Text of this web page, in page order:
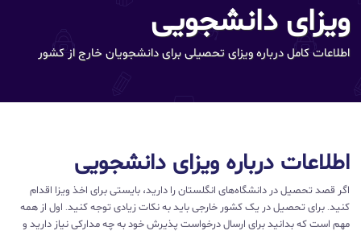
ویزای دانشجویی
اطلاعات کامل درباره ویزای تحصیلی برای دانشجویان خارج از کشور
اطلاعات درباره ویزای دانشجویی
اگر قصد تحصیل در دانشگاه‌های انگلستان را دارید، بایستی برای اخذ ویزا اقدام
کنید. برای تحصیل در یک کشور خارجی باید به نکات زیادی توجه کنید. اول از همه
مهم است که بدانید برای ارسال درخواست پذیرش خود به چه مدارکی نیاز دارید و